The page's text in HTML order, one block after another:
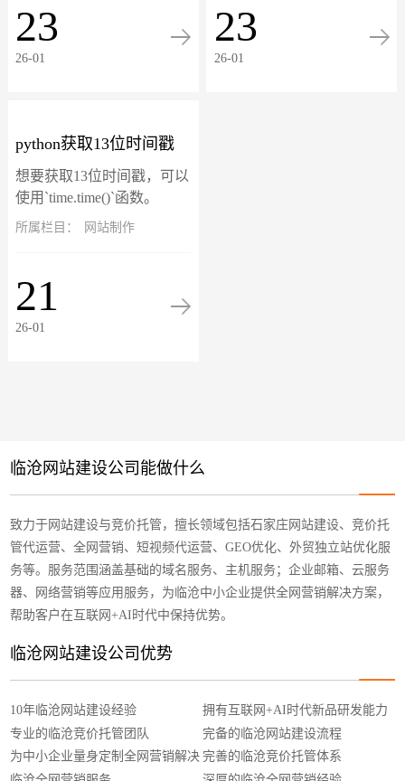
量、用户行为、转化率等，
以帮助网站管理员...
23
26-01
新手妈妈都可以在网络上找
到适合自己和孩子...
23
26-01
python获取13位时间戳
想要获取13位时间戳，可以
使用`time.time()`函数。
`time.time()`函数返回当前时
取13位...
所属栏目： 网站制作
21
26-01
临沧网站建设公司能做什么
致力于网站建设与竞价托管，擅长领域包括石家庄网站建设、竞价托
管代运营、全网营销、短视频代运营、GEO优化、外贸独立站优化服
务等。服务范围涵盖基础的域名服务、主机服务；企业邮箱、云服务
器、网络营销等应用服务，为临沧中小企业提供全网营销解决方案，
帮助客户在互联网+AI时代中保持优势。
临沧网站建设公司优势
10年临沧网站建设经验
专业的临沧竞价托管团队
为中小企业量身定制全网营销解决
拥有互联网+AI时代新品研发能力
完备的临沧网站建设流程
完善的临沧竞价托管体系